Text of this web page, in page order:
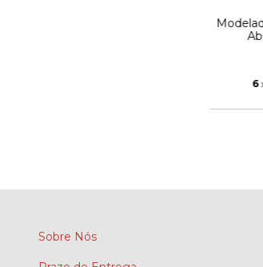
6
Sobre Nós